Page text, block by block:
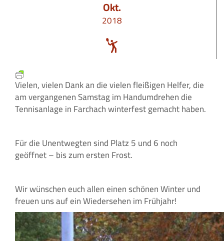
Okt.
2018
Vielen, vielen Dank an die vielen fleißigen Helfer, die
am vergangenen Samstag im Handumdrehen die
Tennisanlage in Farchach winterfest gemacht haben.
Für die Unentwegten sind Platz 5 und 6 noch
geöffnet – bis zum ersten Frost.
Wir wünschen euch allen einen schönen Winter und
freuen uns auf ein Wiedersehen im Frühjahr!